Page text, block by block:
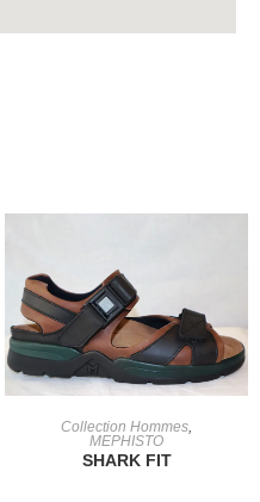
CHOIX DES OPTIONS
Collection Hommes
MEPHISTO
SHARK FIT